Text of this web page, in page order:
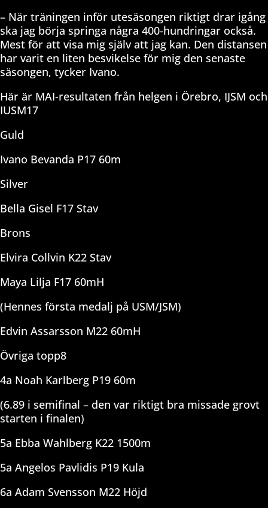
– När träningen inför utesäsongen riktigt drar igång
ska jag börja springa några 400-hundringar också.
Mest för att visa mig själv att jag kan. Den distansen
har varit en liten besvikelse för mig den senaste
säsongen, tycker Ivano.
Här är MAI-resultaten från helgen i Örebro, IJSM och
IUSM17
Guld
Ivano Bevanda P17 60m
Silver
Bella Gisel F17 Stav
Brons
Elvira Collvin K22 Stav
Maya Lilja F17 60mH
(Hennes första medalj på USM/JSM)
Edvin Assarsson M22 60mH
Övriga topp8
4a Noah Karlberg P19 60m
(6.89 i semifinal – den var riktigt bra missade grovt
starten i finalen)
5a Ebba Wahlberg K22 1500m
5a Angelos Pavlidis P19 Kula
6a Adam Svensson M22 Höjd